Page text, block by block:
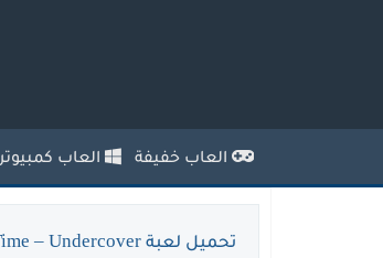
العاب خفيفة العاب كمبيوتر
تحميل لعبة Crash Time – Undercover للكمبيوتر مجانًا